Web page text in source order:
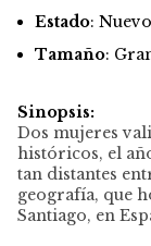
Estado: Nuevo
Tamaño:
Sinopsis:
Dos mujeres
históricos, el
tan distantes
geografía, que
Santiago, en